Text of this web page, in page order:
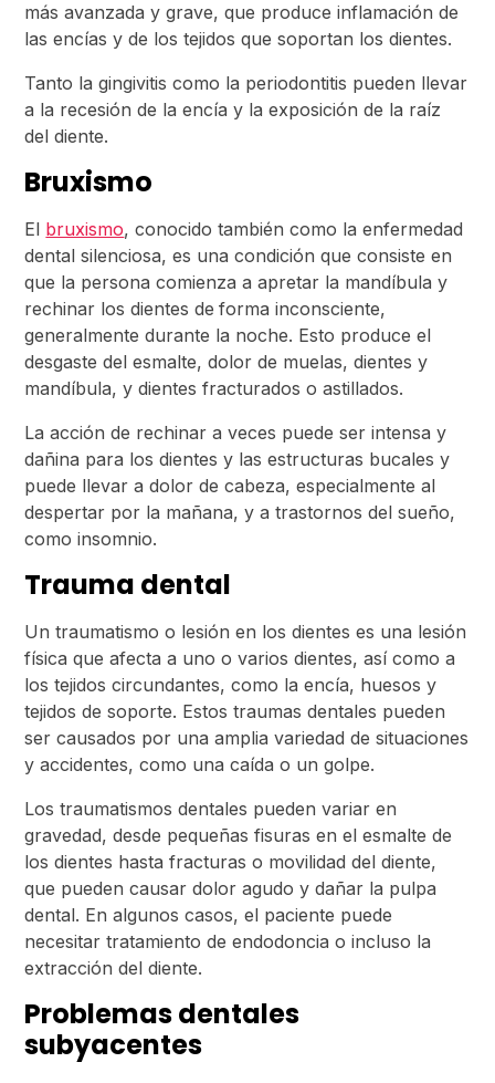
más avanzada y grave, que produce inflamación de
las encías y de los tejidos que soportan los dientes.
Tanto la gingivitis como la periodontitis pueden llevar
a la recesión de la encía y la exposición de la raíz
del diente.
Bruxismo
El bruxismo, conocido también como la enfermedad
dental silenciosa, es una condición que consiste en
que la persona comienza a apretar la mandíbula y
rechinar los dientes de forma inconsciente,
generalmente durante la noche. Esto produce el
desgaste del esmalte, dolor de muelas, dientes y
mandíbula, y dientes fracturados o astillados.
La acción de rechinar a veces puede ser intensa y
dañina para los dientes y las estructuras bucales y
puede llevar a dolor de cabeza, especialmente al
despertar por la mañana, y a trastornos del sueño,
como insomnio.
Trauma dental
Un traumatismo o lesión en los dientes es una lesión
física que afecta a uno o varios dientes, así como a
los tejidos circundantes, como la encía, huesos y
tejidos de soporte. Estos traumas dentales pueden
ser causados por una amplia variedad de situaciones
y accidentes, como una caída o un golpe.
Los traumatismos dentales pueden variar en
gravedad, desde pequeñas fisuras en el esmalte de
los dientes hasta fracturas o movilidad del diente,
que pueden causar dolor agudo y dañar la pulpa
dental. En algunos casos, el paciente puede
necesitar tratamiento de endodoncia o incluso la
extracción del diente.
Problemas dentales
subyacentes